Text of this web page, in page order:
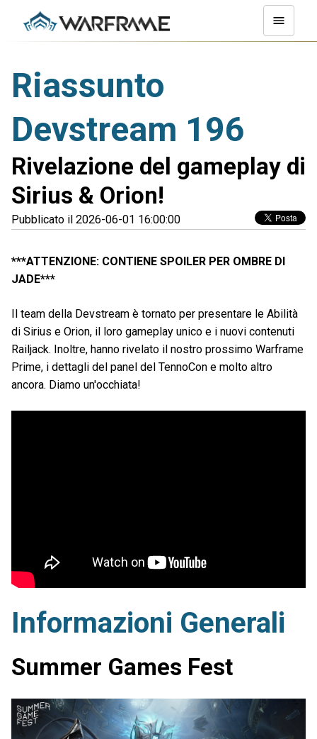
Riassunto
Devstream 196
Rivelazione del gameplay di
Sirius & Orion!
Pubblicato il 2026-06-01 16:00:00
***ATTENZIONE: CONTIENE SPOILER PER OMBRE DI
JADE***
Il team della Devstream è tornato per presentare le Abilità
di Sirius e Orion, il loro gameplay unico e i nuovi contenuti
Railjack. Inoltre, hanno rivelato il nostro prossimo Warframe
Prime, i dettagli del panel del TennoCon e molto altro
ancora. Diamo un'occhiata!
Informazioni Generali
Summer Games Fest